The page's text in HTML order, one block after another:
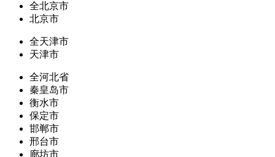
全北京市
北京市
全天津市
天津市
全河北省
秦皇岛市
衡水市
保定市
邯郸市
邢台市
廊坊市